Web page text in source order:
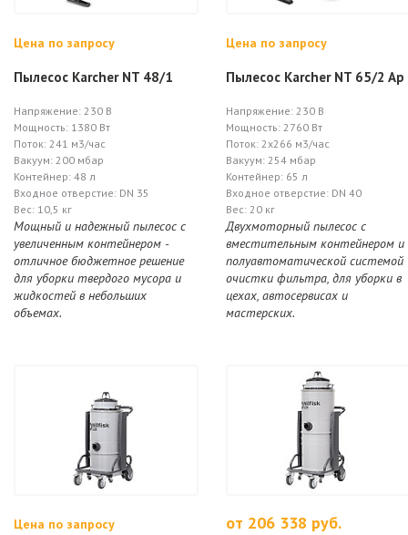
Цена по запросу
Пылесос Karcher NT 48/1
Напряжение: 230 В
Мощность: 1380 Вт
Поток: 241 м3/час
Вакуум: 200 мбар
Контейнер: 48 л
Входное отверстие: DN 35
Вес: 10,5 кг
Мощный и надежный пылесос с
увеличенным контейнером -
отличное бюджетное решение
для уборки твердого мусора и
жидкостей в небольших
объемах.
Цена по запросу
Пылесос Karcher NT 65/2 Ap
Напряжение: 230 В
Мощность: 2760 Вт
Поток: 2х266 м3/час
Вакуум: 254 мбар
Контейнер: 65 л
Входное отверстие: DN 40
Вес: 20 кг
Двухмоторный пылесос с
вместительным контейнером и
полуавтоматической системой
очистки фильтра, для уборки в
цехах, автосервисах и
мастерских.
Цена по запросу от 206 338 руб.